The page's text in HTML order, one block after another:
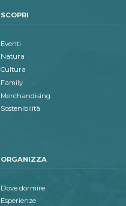
SCOPRI
Eventi
Natura
Cultura
Family
Merchandising
Sostenibilità
ORGANIZZA
Dove dormire
Esperienze